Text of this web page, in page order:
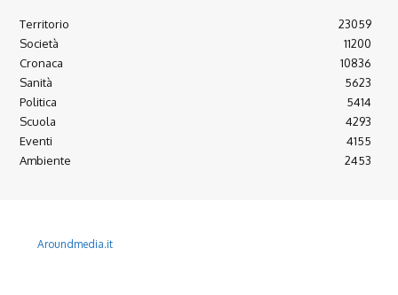
Territorio
23059
Società
11200
Cronaca
10836
Sanità
5623
Politica
5414
Scuola
4293
Eventi
4155
Ambiente
2453
Aroundmedia.it